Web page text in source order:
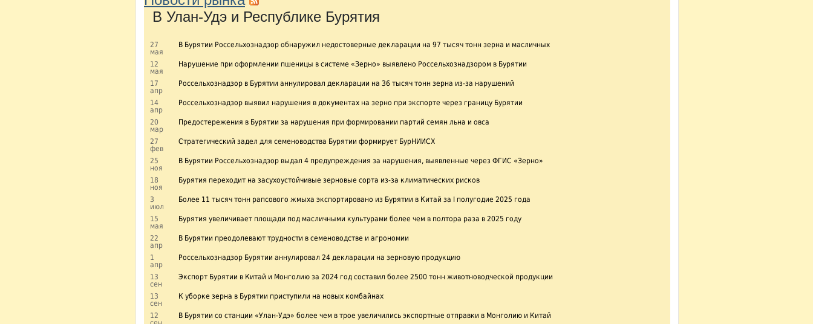
В Улан-Удэ и Республике Бурятия
27
мая
В Бурятии Россельхознадзор обнаружил недостоверные декларации на 97 тысяч тонн зерна и масличных
12
мая
Нарушение при оформлении пшеницы в системе «Зерно» выявлено Россельхознадзором в Бурятии
17
апр
Россельхознадзор в Бурятии аннулировал декларации на 36 тысяч тонн зерна из-за нарушений
14
апр
Россельхознадзор выявил нарушения в документах на зерно при экспорте через границу Бурятии
20
мар
Предостережения в Бурятии за нарушения при формировании партий семян льна и овса
27
фев
Стратегический задел для семеноводства Бурятии формирует БурНИИСХ
25
ноя
В Бурятии Россельхознадзор выдал 4 предупреждения за нарушения, выявленные через ФГИС «Зерно»
18
ноя
Бурятия переходит на засухоустойчивые зерновые сорта из-за климатических рисков
3
июл
Более 11 тысяч тонн рапсового жмыха экспортировано из Бурятии в Китай за I полугодие 2025 года
15
мая
Бурятия увеличивает площади под масличными культурами более чем в полтора раза в 2025 году
22
апр
В Бурятии преодолевают трудности в семеноводстве и агрономии
1
апр
Россельхознадзор Бурятии аннулировал 24 декларации на зерновую продукцию
13
сен
Экспорт Бурятии в Китай и Монголию за 2024 год составил более 2500 тонн животноводческой продукции
13
сен
К уборке зерна в Бурятии приступили на новых комбайнах
12
В Бурятии со станции «Улан-Удэ» более чем в трое увеличились экспортные отправки в Монголию и Китай